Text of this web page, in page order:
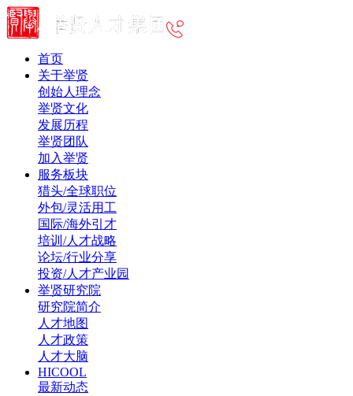
首页
关于举贤
创始人理念
举贤文化
发展历程
举贤团队
加入举贤
服务板块
猎头/全球职位
外包/灵活用工
国际/海外引才
培训/人才战略
论坛/行业分享
投资/人才产业园
举贤研究院
研究院简介
人才地图
人才政策
人才大脑
HICOOL
最新动态